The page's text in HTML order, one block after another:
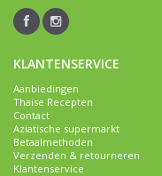
KLANTENSERVICE
Aanbiedingen
Thaise Recepten
Contact
Aziatische supermarkt
Betaalmethoden
Verzenden & retourneren
Klantenservice